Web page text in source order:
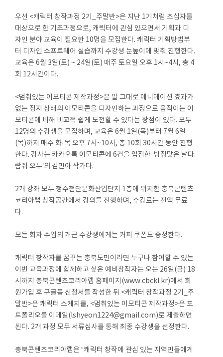
우선 <캐릭터 창작과정 2기_주말반>은 지난 1기처럼 초심자를
대상으로 한 기초과정으로, 캐릭터에 관심 있으면서 기획과 디
자인 분야 교육이 필요한 10명을 모집한다. 캐릭터 기획방법부
터 디자인 소프트웨어 실습까지 수강생 눈높이에 맞춰 진행한다.
교육은 6월 3일(토) ~ 24일(토) 매주 토요일 오후 1시~4시, 총 4
회 12시간이다.
<멈춰있는 이모티콘 제작과정>은 말 그대로 애니메이션 효과가
없는 정지 상태의 이모티콘을 디자인하는 과정으로 움직이는 이
모티콘에 비해 비교적 쉽게 도전할 수 있다는 장점이 있다. 모두
12명의 수강생을 모집하며, 교육은 6월 1일(목)부터 7월 6일
(목)까지 매주 화·목 오후 7시~10시, 총 10회 30시간 동안 진행
한다. 강사는 카카오톡 이모티콘에 6건을 입점한 ‘방정맞은 날다
람쥐 오두’의 김민아 작가다.
2개 강좌 모두 청주첨단문화산업단지 1층에 위치한 충북콘텐츠
코리아랩 창작공간에서 강의를 진행하며, 수강료는 전액 무료
다.
모든 회차 수업의 개근 수강생에게는 커피 쿠폰도 증정한다.
캐릭터 창작자를 꿈꾸는 충북도민이라면 누구나 참여할 수 있는
이번 교육과정에 함께하고 싶은 예비창작자는 오는 26일(금) 18
시까지 충북콘텐츠코리아랩 홈페이지(www.cbckl.kr)에서 회
원가입 후 구글폼 신청서를 작성한 뒤 <캐릭터 창작과정 2기_주
말반>은 캐릭터 스케치를, <멈춰있는 이모티콘 제작과정>은 포
트폴리오를 이메일(lshyeon1224@gmail.com)로 제출하면
된다. 2개 과정 모두 서류심사를 통해 최종 수강생을 선정한다.
충북콘텐츠코리아랩은 “캐릭터 창작에 관심 있는 지역민들에게